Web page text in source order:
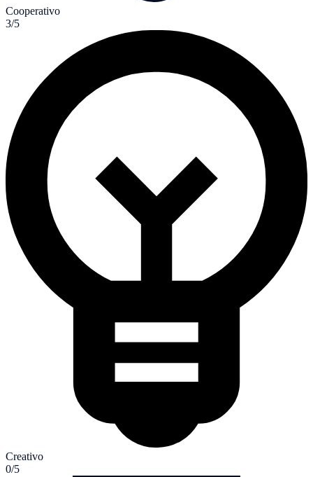
Cooperativo
3/5
Creativo
0/5